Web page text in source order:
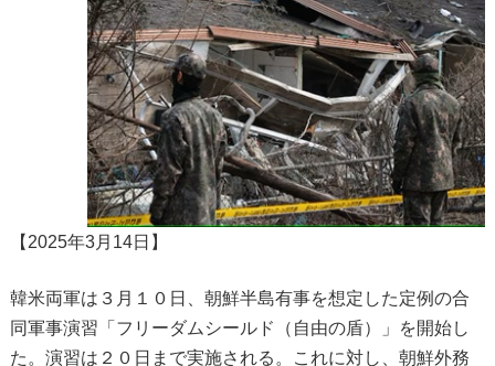
【2025年3月14日】
韓米両軍は３月１０日、朝鮮半島有事を想定した定例の合
同軍事演習「フリーダムシールド（自由の盾）」を開始し
た。演習は２０日まで実施される。これに対し、朝鮮外務